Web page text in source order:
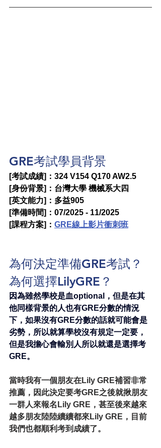
GRE考試學員背景
[考試成績]：324 V154 Q170 AW2.5
[身份背景]：台灣大學 機械系大四
[英文能力]：多益905
[準備時間]：07/2025 - 11/2025
[課程方案]： GRE線上影片衝刺班
為何決定準備GRE考試？
為何選擇LilyGRE？
因為雖然學校是血optional，但是在其
他同樣背景的人也有GRE分數的情況
下，如果沒有GRE分數的話就可能會是
劣勢，所以就算學校沒有規定一定要，
但是我擔心會輸別人所以就還是選擇考
GRE。
當時我有一個朋友在Lily GRE補習非常
推薦，因此決定要考GRE之後就揪朋友
一群人來報名Lily GRE，甚至後來越來
越多朋友陸陸續續都來Lily GRE，目前
我們也都順利考到成績了。